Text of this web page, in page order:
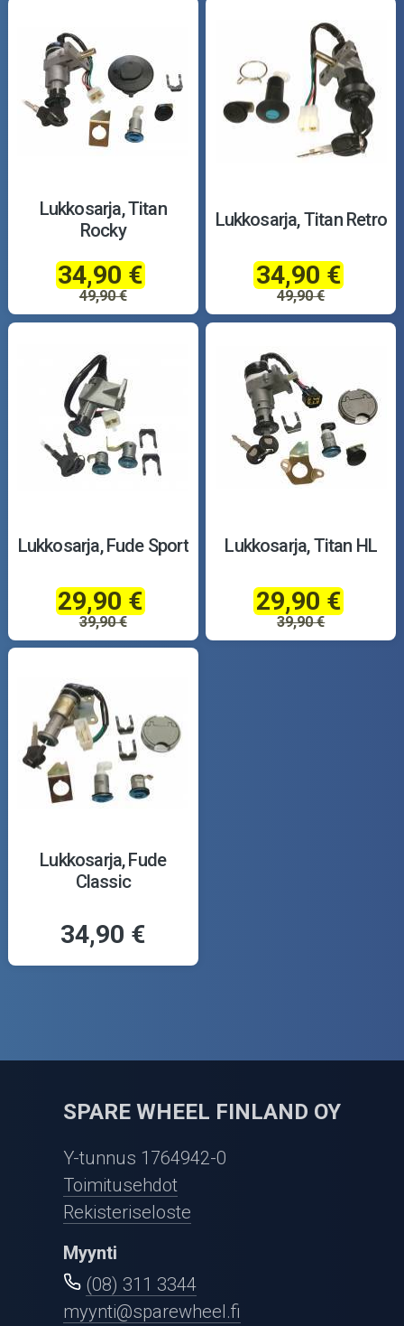
Lukkosarja, Titan
Rocky
34,90 €
49,90 €
Lukkosarja, Titan Retro
34,90 €
49,90 €
Lukkosarja, Fude Sport
29,90 €
39,90 €
Lukkosarja, Titan HL
29,90 €
39,90 €
Lukkosarja, Fude
Classic
34,90 €
SPARE WHEEL FINLAND OY
Y-tunnus 1764942-0
Toimitusehdot
Rekisteriseloste
Myynti
(08) 311 3344
myynti@sparewheel.fi